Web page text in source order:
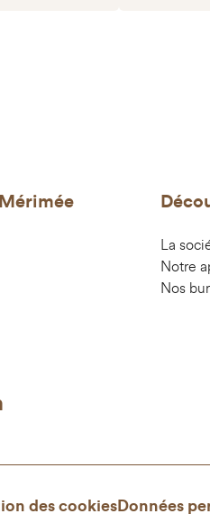
Mérimée
La
Notre
Nos
des cookiesDonnées